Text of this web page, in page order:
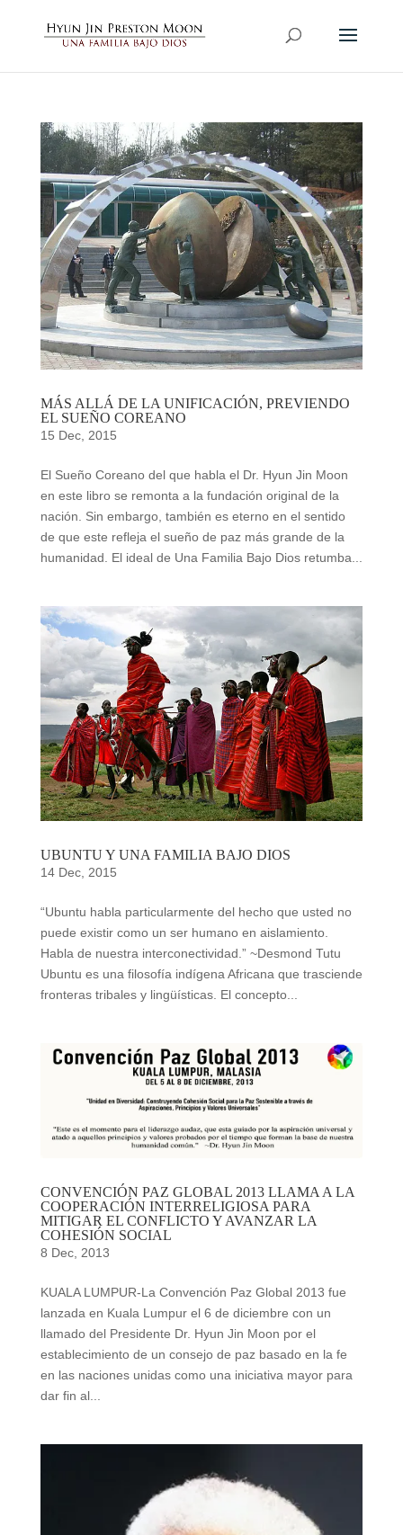
MÁS ALLÁ DE LA UNIFICACIÓN, PREVIENDO
EL SUEÑO COREANO
15 Dec, 2015
El Sueño Coreano del que habla el Dr. Hyun Jin Moon
en este libro se remonta a la fundación original de la
nación. Sin embargo, también es eterno en el sentido
de que este refleja el sueño de paz más grande de la
humanidad. El ideal de Una Familia Bajo Dios retumba...
UBUNTU Y UNA FAMILIA BAJO DIOS
14 Dec, 2015
“Ubuntu habla particularmente del hecho que usted no
puede existir como un ser humano en aislamiento.
Habla de nuestra interconectividad.” ~Desmond Tutu
Ubuntu es una filosofía indígena Africana que trasciende
fronteras tribales y lingüísticas. El concepto...
CONVENCIÓN PAZ GLOBAL 2013 LLAMA A LA
COOPERACIÓN INTERRELIGIOSA PARA
MITIGAR EL CONFLICTO Y AVANZAR LA
COHESIÓN SOCIAL
8 Dec, 2013
KUALA LUMPUR-La Convención Paz Global 2013 fue
lanzada en Kuala Lumpur el 6 de diciembre con un
llamado del Presidente Dr. Hyun Jin Moon por el
establecimiento de un consejo de paz basado en la fe
en las naciones unidas como una iniciativa mayor para
dar fin al...